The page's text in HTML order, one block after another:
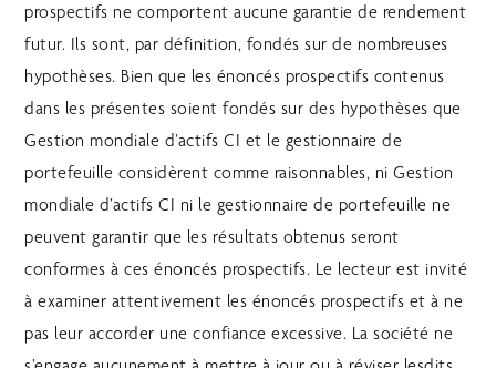
prospectifs ne comportent aucune garantie de rendement
futur. Ils sont, par définition, fondés sur de nombreuses
hypothèses. Bien que les énoncés prospectifs contenus
dans les présentes soient fondés sur des hypothèses que
Gestion mondiale d’actifs CI et le gestionnaire de
portefeuille considèrent comme raisonnables, ni Gestion
mondiale d’actifs CI ni le gestionnaire de portefeuille ne
peuvent garantir que les résultats obtenus seront
conformes à ces énoncés prospectifs. Le lecteur est invité
à examiner attentivement les énoncés prospectifs et à ne
pas leur accorder une confiance excessive. La société ne